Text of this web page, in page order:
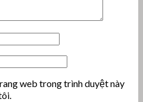
web trong trình duyệt này